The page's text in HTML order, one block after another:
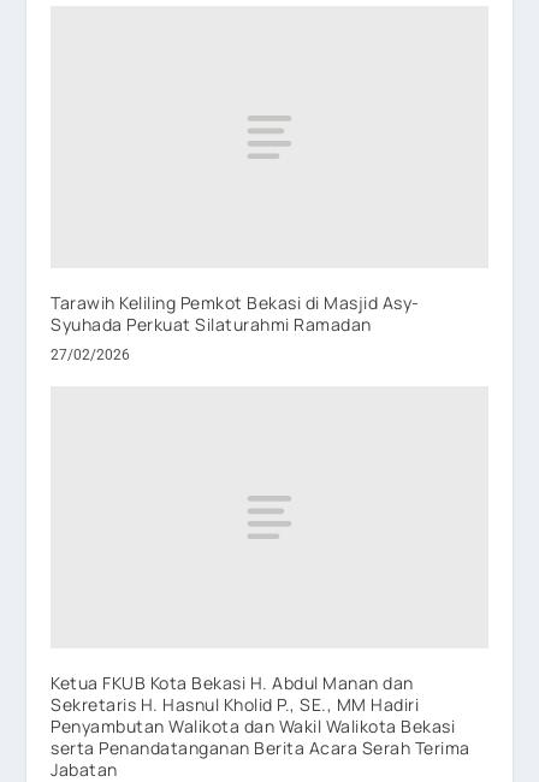
Tarawih Keliling Pemkot Bekasi di Masjid Asy-
Syuhada Perkuat Silaturahmi Ramadan
27/02/2026
Ketua FKUB Kota Bekasi H. Abdul Manan dan
Sekretaris H. Hasnul Kholid P., SE., MM Hadiri
Penyambutan Walikota dan Wakil Walikota Bekasi
serta Penandatanganan Berita Acara Serah Terima
Jabatan